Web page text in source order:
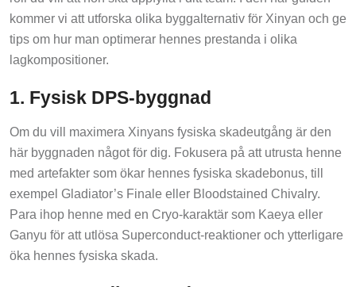
kommer vi att utforska olika byggalternativ för Xinyan och ge
tips om hur man optimerar hennes prestanda i olika
lagkompositioner.
1. Fysisk DPS-byggnad
Om du vill maximera Xinyans fysiska skadeutgång är den
här byggnaden något för dig. Fokusera på att utrusta henne
med artefakter som ökar hennes fysiska skadebonus, till
exempel Gladiator’s Finale eller Bloodstained Chivalry.
Para ihop henne med en Cryo-karaktär som Kaeya eller
Ganyu för att utlösa Superconduct-reaktioner och ytterligare
öka hennes fysiska skada.